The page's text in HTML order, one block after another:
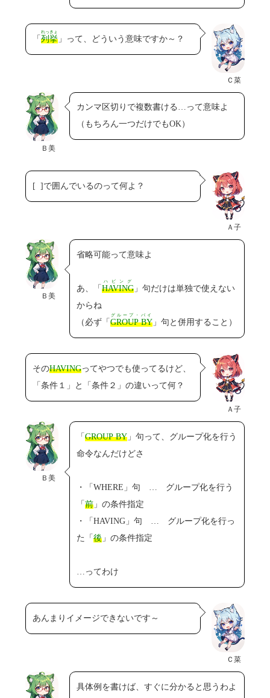
Ｃ菜
「列挙
れっきょ
」って、どういう意味ですか～？
Ｂ美
カンマ区切りで複数書ける…って意味よ
（もちろん一つだけでもOK）
Ａ子
[ ]で囲んでいるのって何よ？
Ｂ美
省略可能って意味よ
あ、「 HAVING
ハビング
」句だけは単独で使えない
からね
（必ず「 GROUP BY
グループ・バイ
」句と併用すること）
Ａ子
そのHAVINGってやつでも使ってるけど、
「条件１」と「条件２」の違いって何？
Ｂ美
「 GROUP BY」句って、グループ化を行う
命令なんだけどさ
・「WHERE」句 … グループ化を行う
「 前」の条件指定
・「HAVING」句 … グループ化を行っ
た「 後」の条件指定
…ってわけ
Ｃ菜
あんまりイメージできないです～
具体例を書けば、すぐに分かると思うわよ